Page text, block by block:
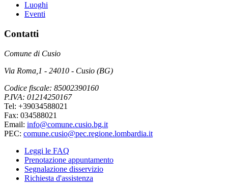
Luoghi
Eventi
Contatti
Comune di Cusio
Via Roma,1 - 24010 - Cusio (BG)
Codice fiscale: 85002390160
P.IVA: 01214250167
Tel: +39034588021
Fax: 034588021
Email: info@comune.cusio.bg.it
PEC: comune.cusio@pec.regione.lombardia.it
Leggi le FAQ
Prenotazione appuntamento
Segnalazione disservizio
Richiesta d'assistenza